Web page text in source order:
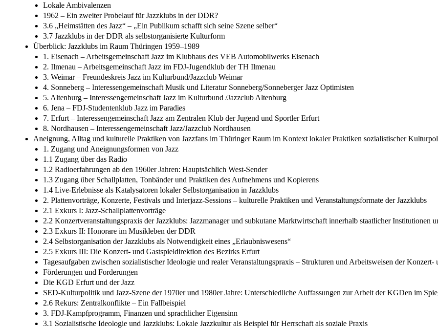
Lokale Ambivalenzen
1962 – Ein zweiter Probelauf für Jazzklubs in der DDR?
3.6 „Heimstätten des Jazz“ – „Ein Publikum schafft sich seine Szene selber“
3.7 Jazzklubs in der DDR als selbstorganisierte Kulturform
Überblick: Jazzklubs im Raum Thüringen 1959–1989
1. Eisenach – Arbeitsgemeinschaft Jazz im Klubhaus des VEB Automobilwerks Eisenach
2. Ilmenau – Arbeitsgemeinschaft Jazz im FDJ-Jugendklub der TH Ilmenau
3. Weimar – Freundeskreis Jazz im Kulturbund/Jazzclub Weimar
4. Sonneberg – Interessengemeinschaft Musik und Literatur Sonneberg/Sonneberger Jazz Optimisten
5. Altenburg – Interessengemeinschaft Jazz im Kulturbund /Jazzclub Altenburg
6. Jena – FDJ-Studentenklub Jazz im Paradies
7. Erfurt – Interessengemeinschaft Jazz am Zentralen Klub der Jugend und Sportler Erfurt
8. Nordhausen – Interessengemeinschaft Jazz/Jazzclub Nordhausen
Aneignung, Alltag und kulturelle Praktiken von Jazzfans im Thüringer Raum im Kontext lokaler Praktiken sozialistischer
1. Zugang und Aneignungsformen von Jazz
1.1 Zugang über das Radio
1.2 Radioerfahrungen ab den 1960er Jahren: Hauptsächlich West-Sender
1.3 Zugang über Schallplatten, Tonbänder und Praktiken des Aufnehmens und Kopierens
1.4 Live-Erlebnisse als Katalysatoren lokaler Selbstorganisation in Jazzklubs
2. Plattenvorträge, Konzerte, Festivals und Interjazz- Sessions – kulturelle Praktiken und Veranstaltungsformate der Jazzklubs
2.1 Exkurs I: Jazz-Schallplattenvorträge
2.2 Konzertveranstaltungspraxis der Jazzklubs: Jazzmanager und subkutane Marktwirtschaft innerhalb staatlicher Institutionen
2.3 Exkurs II: Honorare im Musikleben der DDR
2.4 Selbstorganisation der Jazzklubs als Notwendigkeit eines „Erlaubniswesens“
2.5 Exkurs III: Die Konzert- und Gastspieldirektion des Bezirks Erfurt
Tagesaufgaben zwischen sozialistischer Ideologie und realer Veranstaltungspraxis – Strukturen und Arbeitsweisen der
Förderungen und Forderungen
Die KGD Erfurt und der Jazz
SED-Kulturpolitik und Jazz-Szene der 1970er und 1980er Jahre: Unterschiedliche Auffassungen zur Arbeit der KGDen im
2.6 Rekurs: Zentralkonflikte – Ein Fallbeispiel
3. FDJ-Kampfprogramm, Finanzen und sprachlicher Eigensinn
3.1 Sozialistische Ideologie und Jazzklubs: Lokale Jazzkultur als Beispiel für Herrschaft als soziale Praxis